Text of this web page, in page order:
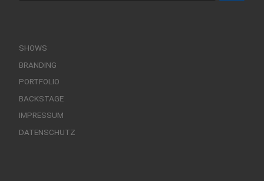
SHOWS
BRANDING
PORTFOLIO
BACKSTAGE
IMPRESSUM
DATENSCHUTZ